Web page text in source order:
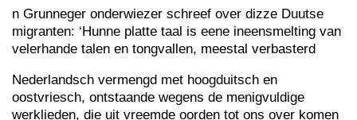
n Grunneger onderwiezer schreef over dizze Duutse
migranten: ‘Hunne platte taal is eene ineensmelting van
velerhande talen en tongvallen, meestal verbasterd
Nederlandsch vermengd met hoogduitsch en
oostvriesch, ontstaande wegens de menigvuldige
werklieden, die uit vreemde oorden tot ons over komen